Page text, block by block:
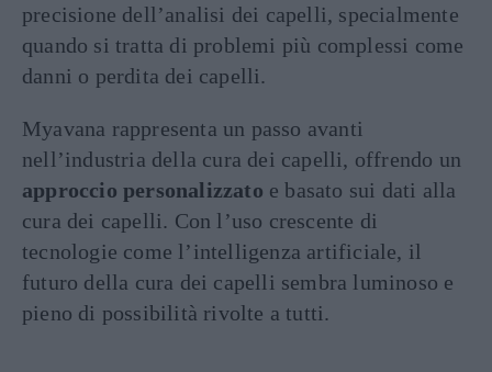
precisione dell’analisi dei capelli, specialmente
quando si tratta di problemi più complessi come
danni o perdita dei capelli.
Myavana rappresenta un passo avanti
nell’industria della cura dei capelli, offrendo un
approccio personalizzato e basato sui dati alla
cura dei capelli. Con l’uso crescente di
tecnologie come l’intelligenza artificiale, il
futuro della cura dei capelli sembra luminoso e
pieno di possibilità rivolte a tutti.